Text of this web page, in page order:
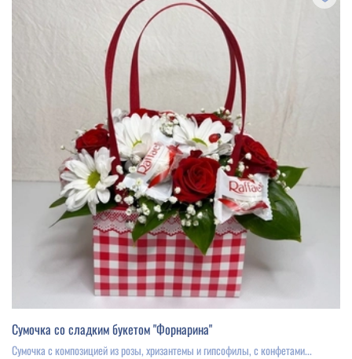
Сумочка со сладким букетом "Форнарина"
Сумочка с композицией из розы, хризантемы и гипсофилы, c конфетами...